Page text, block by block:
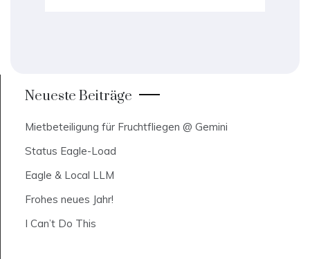
Neueste Beiträge
Mietbeteiligung für Fruchtfliegen @ Gemini
Status Eagle-Load
Eagle & Local LLM
Frohes neues Jahr!
I Can’t Do This